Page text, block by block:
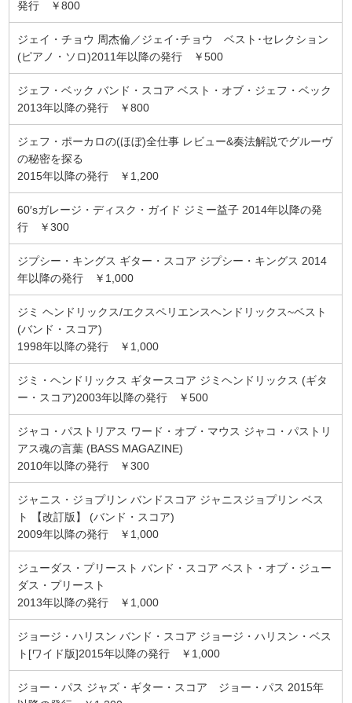
発行 ￥800
ジェイ・チョウ 周杰倫／ジェイ･チョウ ベスト･セレクション
(ピアノ・ソロ)2011年以降の発行 ￥500
ジェフ・ベック バンド・スコア ベスト・オブ・ジェフ・ベック
2013年以降の発行 ￥800
ジェフ・ポーカロの(ほぼ)全仕事 レビュー&奏法解説でグルーヴ
の秘密を探る
2015年以降の発行 ￥1,200
60′sガレージ・ディスク・ガイド ジミー益子 2014年以降の発
行 ￥300
ジプシー・キングス ギター・スコア ジプシー・キングス 2014
年以降の発行 ￥1,000
ジミ ヘンドリックス/エクスペリエンスヘンドリックス~ベスト
(バンド・スコア)
1998年以降の発行 ￥1,000
ジミ・ヘンドリックス ギタースコア ジミヘンドリックス (ギタ
ー・スコア)2003年以降の発行 ￥500
ジャコ・パストリアス ワード・オブ・マウス ジャコ・パストリ
アス魂の言葉 (BASS MAGAZINE)
2010年以降の発行 ￥300
ジャニス・ジョプリン バンドスコア ジャニスジョプリン ベス
ト 【改訂版】 (バンド・スコア)
2009年以降の発行 ￥1,000
ジューダス・プリースト バンド・スコア ベスト・オブ・ジュー
ダス・プリースト
2013年以降の発行 ￥1,000
ジョージ・ハリスン バンド・スコア ジョージ・ハリスン・ベス
ト[ワイド版]2015年以降の発行 ￥1,000
ジョー・パス ジャズ・ギター・スコア ジョー・パス 2015年